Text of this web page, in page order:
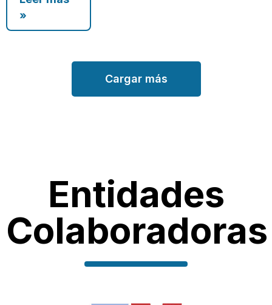
»
Cargar más
Entidades
Colaboradoras